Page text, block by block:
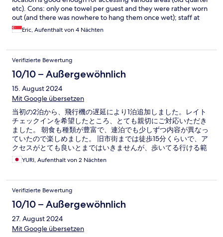
etc). Cons: only one towel per guest and they were rather worn
out (and there was nowhere to hang them once wet); staff at
check-out was unpleasant.
Eric, Aufenthalt von 4 Nächten
Verifizierte Bewertung
10/10 – Außergewöhnlich
15. August 2024
Mit Google übersetzen
当初の2泊から、飛行機の遅延により1泊追加しました。レイト
チェックインを希望したところ、とても親切にご対応いただき
ました。 朝食も種類が豊富で、連泊でも少しずつ内容が異なっ
ていたので楽しめました。 旧市街までは徒歩15分くらいで、ア
クセスがとても良いとまではいきませんが、歩いてる行ける範
囲で良かったです。 バスローブやアメニティも完備されていま
した。
YURI, Aufenthalt von 2 Nächten
Verifizierte Bewertung
10/10 – Außergewöhnlich
27. August 2024
Mit Google übersetzen